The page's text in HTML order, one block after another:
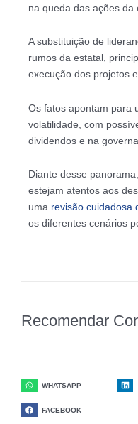
na queda das ações da
A substituição de
rumos da estatal,
execução dos projetos
Os fatos apontam para
volatilidade, com
dividendos e na
Diante desse
estejam atentos aos
uma revisão cuidadosa
os diferentes cenários
Recomendar
WHATSAPP
FACEBOOK